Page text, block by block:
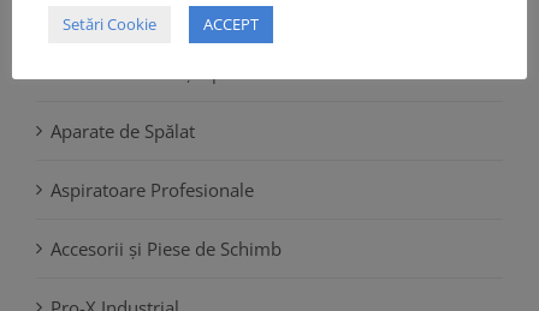
Prosoape din Microfibre, Chamois și Role Hârtie
Aparate de Spălat
Aspiratoare Profesionale
Accesorii și Piese de Schimb
Setări Cookie ACCEPT